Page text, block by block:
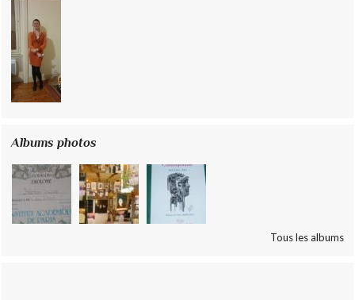
Albums photos
Tous les albums